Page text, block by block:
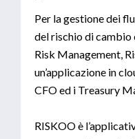
Per la gestione dei
del rischio di cambio
Risk Management,
un’applicazione in
CFO ed i Treasury
RISKOO è